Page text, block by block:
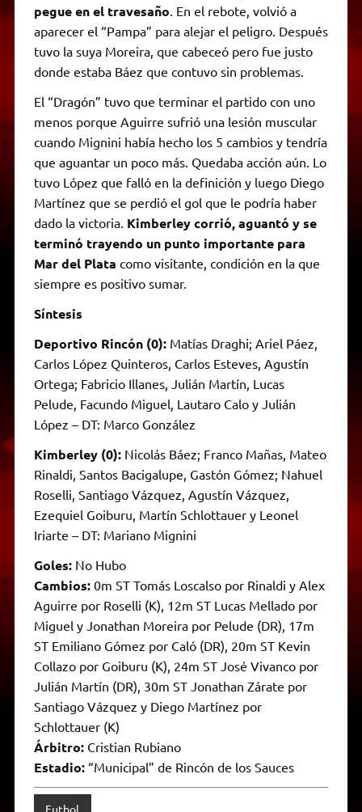
pegue en el travesaño . En el rebote, volvió a
aparecer el “Pampa” para alejar el peligro. Después
tuvo la suya Moreira, que cabeceó pero fue justo
donde estaba Báez que contuvo sin problemas.
El “Dragón” tuvo que terminar el partido con uno
menos porque Aguirre sufrió una lesión muscular
cuando Mignini había hecho los 5 cambios y tendría
que aguantar un poco más. Quedaba acción aún. Lo
tuvo López que falló en la definición y luego Diego
Martínez que se perdió el gol que le podría haber
dado la victoria. Kimberley corrió, aguantó y se
terminó trayendo un punto importante para
Mar del Plata como visitante, condición en la que
siempre es positivo sumar.
Síntesis
Deportivo Rincón (0):Matías Draghi; Ariel Páez,
Carlos López Quinteros, Carlos Esteves, Agustín
Ortega; Fabricio Illanes, Julián Martín, Lucas
Pelude, Facundo Miguel, Lautaro Calo y Julián
López – DT: Marco González
Kimberley (0): Nicolás Báez; Franco Mañas, Mateo
Rinaldi, Santos Bacigalupe, Gastón Gómez; Nahuel
Roselli, Santiago Vázquez, Agustín Vázquez,
Ezequiel Goiburu, Martín Schlottauer y Leonel
Iriarte – DT: Mariano Mignini
Goles:No Hubo
Cambios: 0m ST Tomás Loscalso por Rinaldi y Alex
Aguirre por Roselli (K), 12m ST Lucas Mellado por
Miguel y Jonathan Moreira por Pelude (DR), 17m
ST Emiliano Gómez por Caló (DR), 20m ST Kevin
Collazo por Goiburu (K), 24m ST José Vivanco por
Julián Martín (DR), 30m ST Jonathan Zárate por
Santiago Vázquez y Diego Martínez por
Schlottauer (K)
Árbitro: Cristian Rubiano
Estadio:“Municipal” de Rincón de los Sauces
Futbol